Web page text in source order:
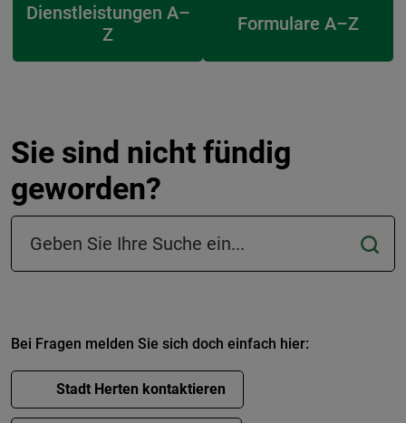
Dienstleistungen A–
Z
Formulare A–Z
Sie sind nicht fündig
geworden?
Suchfeld in der Fußzeile
Bei Fragen melden Sie sich doch einfach hier:
Stadt Herten kontaktieren